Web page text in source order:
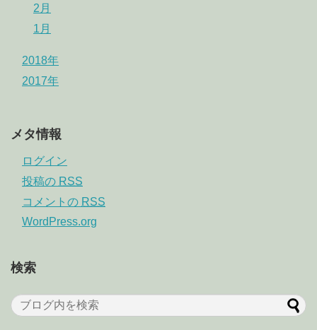
2月
1月
2018年
2017年
メタ情報
ログイン
投稿の RSS
コメントの RSS
WordPress.org
検索